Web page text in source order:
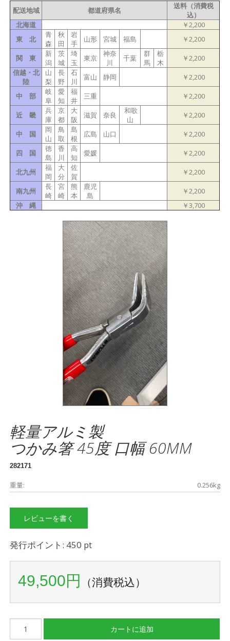
配送地域 都道府県名
送料（消費税
込）
北海道
￥2,200
東 北
青
森
秋
田
岩
手
山形 宮城 福島 ￥2,200
関 東
新
潟
茨
城
埼
玉
東京
神奈
川
千葉
群
馬
栃
木
￥2,200
信越・北
陸
山
梨
長
野
石
川
富山 静岡 ￥2,200
中 部
岐
阜
愛
知
福
井
三重 ￥2,200
近 畿
兵
庫
京
都
大
阪
滋賀 奈良
和歌
山
￥2,200
中 国
岡
山
鳥
取
島
根
広島 山口 ￥2,200
四 国
徳
島
香
川
高
知
愛媛 ￥2,200
北九州
福
岡
大
分
佐
賀
￥2,200
南九州
長
崎
宮
崎
熊
本
鹿児
島
￥2,200
沖 縄
￥3,700
軽量アルミ製
つかみ箸 45度 口幅 60MM
282171
重量: 0.256kg
レビューを書く
発行ポイント: 450 pt
49,500円 （消費税込）